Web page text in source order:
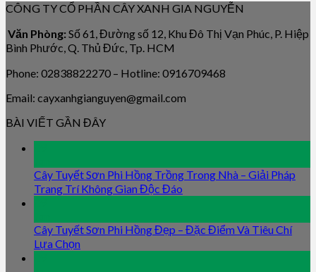
CÔNG TY CỔ PHẦN CÂY XANH GIA NGUYỄN
Văn Phòng: Số 61, Đường số 12, Khu Đô Thị Vạn Phúc, P. Hiệp
Bình Phước, Q. Thủ Đức, Tp. HCM
Phone: 02838822270 – Hotline: 0916709468
Email: cayxanhgianguyen@gmail.com
BÀI VIẾT GẦN ĐÂY
Cây Tuyết Sơn Phi Hồng Trồng Trong Nhà – Giải Pháp
Trang Trí Không Gian Độc Đáo
Cây Tuyết Sơn Phi Hồng Đẹp – Đặc Điểm Và Tiêu Chí
Lựa Chọn